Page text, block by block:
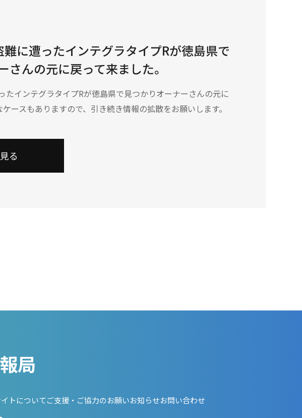
に遭ったインテグラタイプRが徳島県で
さんの元に戻って来ました。
たインテグラタイプRが徳島県で見つかりオーナーさんの元に
ースもありますので、引き続き情報の拡散をお願いします。‬
る
局
トについてご支援・ご協力のお願いお知らせお問い合わせ